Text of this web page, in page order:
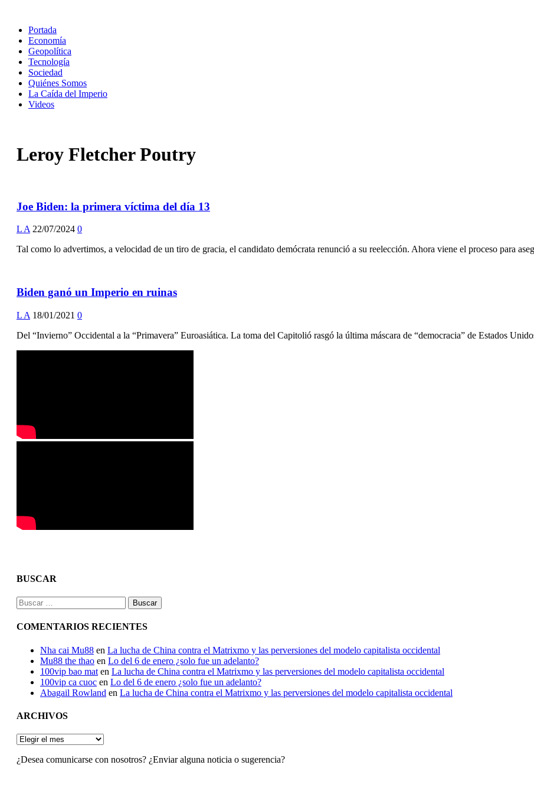
Portada
Economía
Geopolítica
Tecnología
Sociedad
Quiénes Somos
La Caída del Imperio
Videos
Leroy Fletcher Poutry
Joe Biden: la primera víctima del día 13
L A 22/07/2024 0
Tal como lo advertimos, a velocidad de un tiro de gracia, el candidato demócrata renunció a su reelección. Ahora viene el proceso para
Biden ganó un Imperio en ruinas
L A 18/01/2021 0
Del “Invierno” Occidental a la “Primavera” Euroasiática. La toma del Capitolió rasgó la última máscara de “democracia” de Estados
BUSCAR
Buscar:
COMENTARIOS RECIENTES
Nha cai Mu88 en La lucha de China contra el Matrixmo y las perversiones del modelo capitalista occidental
Mu88 the thao en Lo del 6 de enero ¿solo fue un adelanto?
100vip bao mat en La lucha de China contra el Matrixmo y las perversiones del modelo capitalista occidental
100vip ca cuoc en Lo del 6 de enero ¿solo fue un adelanto?
Abagail Rowland en La lucha de China contra el Matrixmo y las perversiones del modelo capitalista occidental
ARCHIVOS
ARCHIVOS
¿Desea comunicarse con nosotros? ¿Enviar alguna noticia o sugerencia?